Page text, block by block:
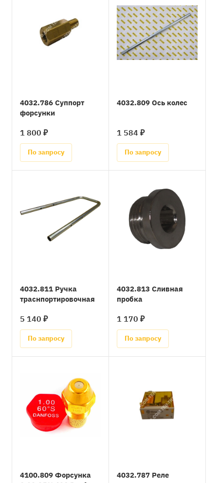
4032.786 Суппорт
форсунки
1 800 ₽
По запросу
4032.809 Ось колес
1 584 ₽
По запросу
4032.811 Ручка
траснпортировочная
5 140 ₽
По запросу
4032.813 Сливная
пробка
1 170 ₽
По запросу
4100.809 Форсунка
4032.787 Реле